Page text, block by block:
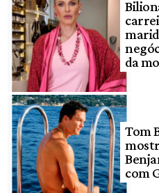
da
Tom
com